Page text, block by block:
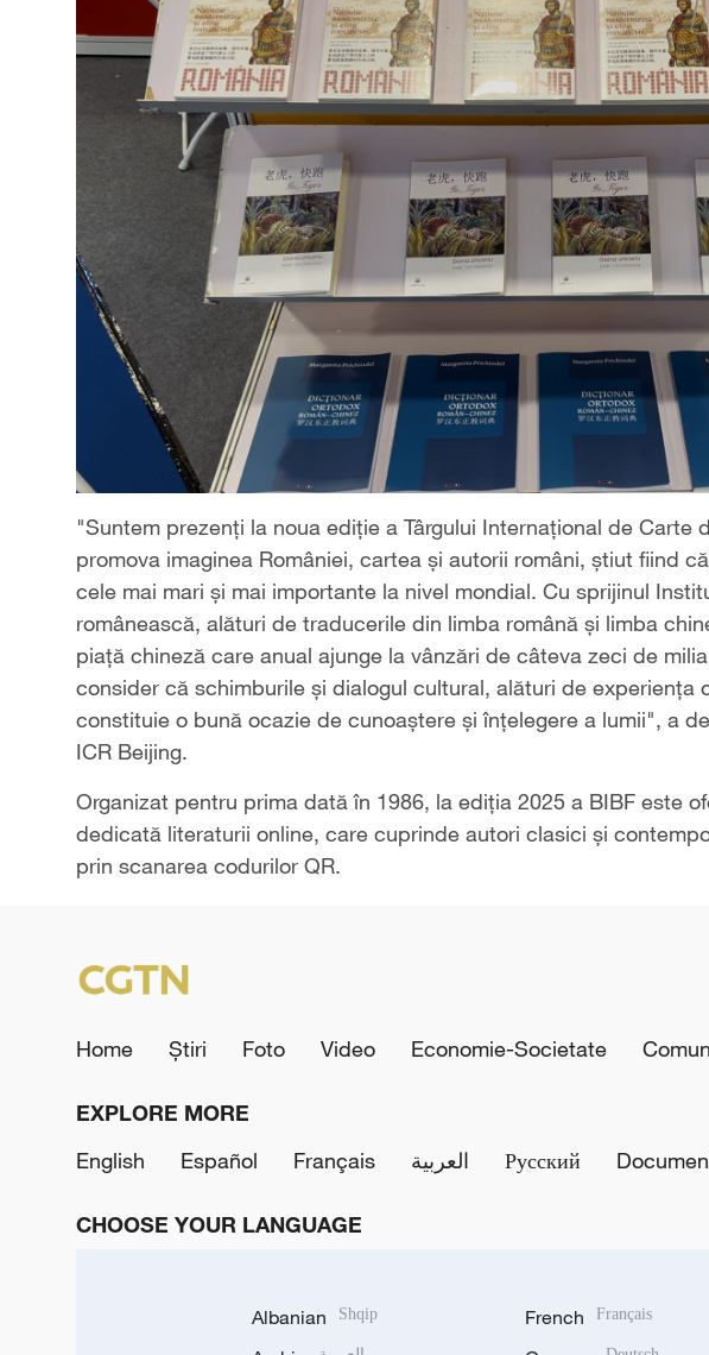
"Suntem prezenți la noua ediție a Târgului Internațional de Carte
promova imaginea României, cartea și autorii români, știut fiind
cele mai mari și mai importante la nivel mondial. Cu sprijinul
românească, alături de traducerile din limba română și limba
piață chineză care anual ajunge la vânzări de câteva zeci de
consider că schimburile și dialogul cultural, alături de experiența
constituie o bună ocazie de cunoaștere și înțelegere a lumii", a
ICR Beijing.
Organizat pentru prima dată în 1986, la ediția 2025 a BIBF este
dedicată literaturii online, care cuprinde autori clasici și
prin scanarea codurilor QR.
Home Știri Foto Video Economie-Societate
EXPLORE MORE
English
Español Français العربية Русский
CHOOSE YOUR LANGUAGE
Albanian Shqip French Français